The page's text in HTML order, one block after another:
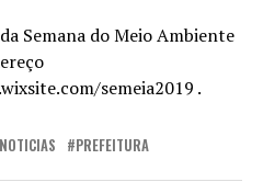
Semana do Meio Ambiente
semeia2019 .
NOTICIAS PREFEITURA